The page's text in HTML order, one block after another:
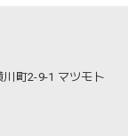
町2-9-1 マツモト